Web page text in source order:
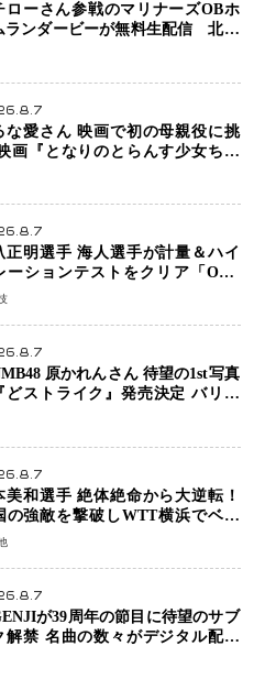
ローさん参戦のマリナーズOBホ
ランダービーが無料生配信 北米
ではの“魅せる興行”に世界が注目
な愛さん 映画で初の母親役に挑
画『となりのとらんす少女ちゃ
11月7日公開 未来の自分との対話
正明選手 海人選手が計量＆ハイ
ーションテストをクリア「ONE
2」決戦へ万全の準備整う
原かれんさん 待望の1st写真
どストライク』発売決定 バリで
る25歳の新境地
美和選手 絶体絶命から大逆転！
の強敵を撃破しWTT横浜でベス
出
が39周年の節目に待望のサブ
解禁 名曲の数々がデジタル配信
周年へ向け1年間で全作品を順次